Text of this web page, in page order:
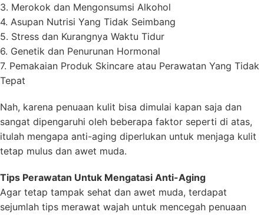
3. Merokok dan Mengonsumsi Alkohol
4. Asupan Nutrisi Yang Tidak Seimbang
5. Stress dan Kurangnya Waktu Tidur
6. Genetik dan Penurunan Hormonal
7. Pemakaian Produk Skincare atau Perawatan Yang Tidak
Tepat
Nah, karena penuaan kulit bisa dimulai kapan saja dan
sangat dipengaruhi oleh beberapa faktor seperti di atas,
itulah mengapa anti-aging diperlukan untuk menjaga kulit
tetap mulus dan awet muda.
Tips Perawatan Untuk Mengatasi Anti-Aging
Agar tetap tampak sehat dan awet muda, terdapat
sejumlah tips merawat wajah untuk mencegah penuaan